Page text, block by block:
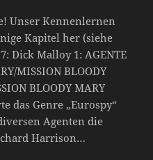
Unser Kennenlernen
Kapitel her (siehe
Dick Malloy 1: AGENTE
MISSION BLOODY
BLOODY MARY
das Genre „Eurospy“
Agenten die
Harrison…